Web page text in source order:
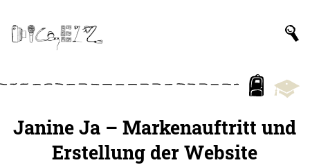
Janine Ja – Markenauftritt und
Erstellung der Website